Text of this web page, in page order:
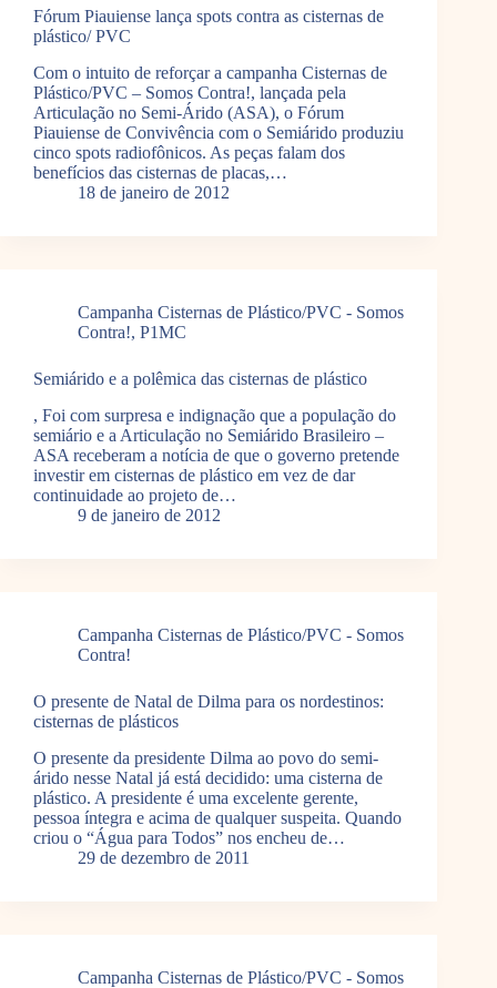
Fórum Piauiense lança spots contra as cisternas de
plástico/ PVC
Com o intuito de reforçar a campanha Cisternas de
Plástico/PVC – Somos Contra!, lançada pela
Articulação no Semi-Árido (ASA), o Fórum
Piauiense de Convivência com o Semiárido produziu
cinco spots radiofônicos. As peças falam dos
benefícios das cisternas de placas,…
18 de janeiro de 2012
Campanha Cisternas de Plástico/PVC - Somos
Contra!, P1MC
Semiárido e a polêmica das cisternas de plástico
, Foi com surpresa e indignação que a população do
semiário e a Articulação no Semiárido Brasileiro –
ASA receberam a notícia de que o governo pretende
investir em cisternas de plástico em vez de dar
continuidade ao projeto de…
9 de janeiro de 2012
Campanha Cisternas de Plástico/PVC - Somos
Contra!
O presente de Natal de Dilma para os nordestinos:
cisternas de plásticos
O presente da presidente Dilma ao povo do semi-
árido nesse Natal já está decidido: uma cisterna de
plástico. A presidente é uma excelente gerente,
pessoa íntegra e acima de qualquer suspeita. Quando
criou o “Água para Todos” nos encheu de…
29 de dezembro de 2011
Campanha Cisternas de Plástico/PVC - Somos